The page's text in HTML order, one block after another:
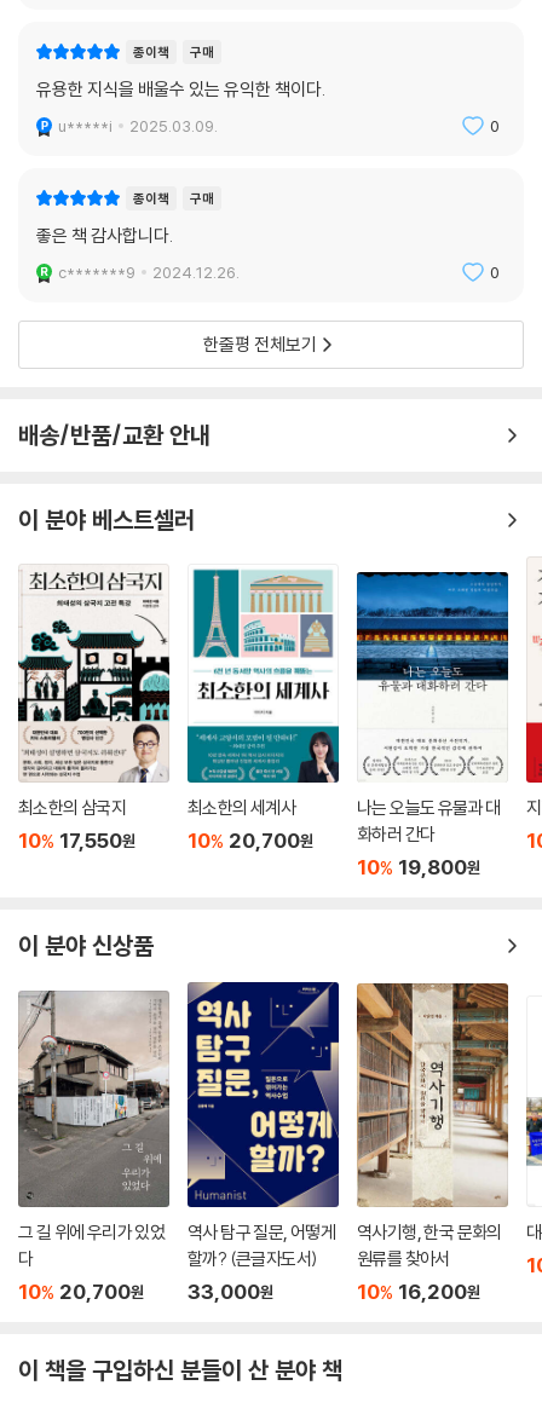
종이책 구매
유용한 지식을 배울수 있는 유익한 책이다.
u*****i 2025.03.09. 0
종이책 구매
좋은 책 감사합니다.
c*******9 2024.12.26. 0
한줄평 전체보기
배송/반품/교환 안내
이 분야 베스트셀러
최소한의 삼국지
10% 17,550원
최소한의 세계사
10% 20,700원
나는 오늘도 유물과 대
화하러 간다
10% 19,800원
이 분야 신상품
그 길 위에 우리가 있었
다
10% 20,700원
역사 탐구 질문, 어떻게
할까? (큰글자도서)
33,000원
역사기행, 한국 문화의
원류를 찾아서
10% 16,200원
이 책을 구입하신 분들이 산 분야 책